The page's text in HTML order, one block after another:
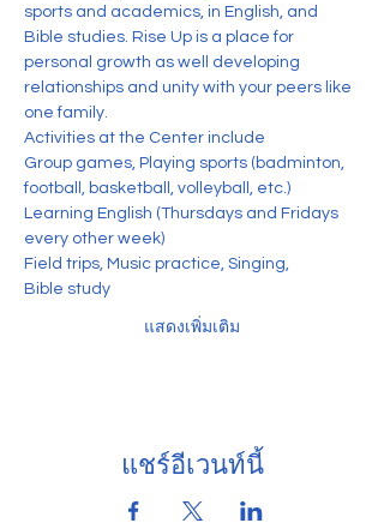
sports and academics, in English, and
Bible studies. Rise Up is a place for
personal growth as well developing
relationships and unity with your peers like
one family.
Activities at the Center include
Group games, Playing sports (badminton,
football, basketball, volleyball, etc.)
Learning English (Thursdays and Fridays
every other week)
Field trips, Music practice, Singing,
Bible study
แสดงเพิ่มเติม
แชร์อีเวนท์นี้